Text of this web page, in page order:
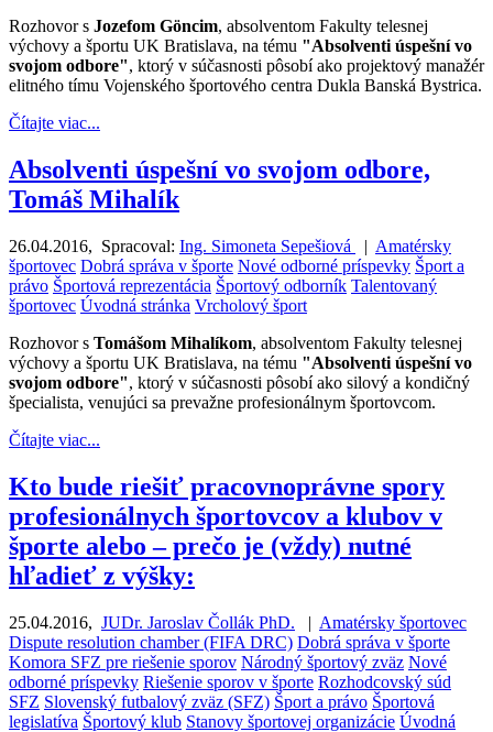
Rozhovor s Jozefom Göncim, absolventom Fakulty telesnej
výchovy a športu UK Bratislava, na tému "Absolventi úspešní vo
svojom odbore", ktorý v súčasnosti pôsobí ako projektový manažér
elitného tímu Vojenského športového centra Dukla Banská Bystrica.
Čítajte viac...
Absolventi úspešní vo svojom odbore,
Tomáš Mihalík
26.04.2016, Spracoval: Ing. Simoneta Sepešiová | Amatérsky
športovec Dobrá správa v športe Nové odborné príspevky Šport a
právo Športová reprezentácia Športový odborník Talentovaný
športovec Úvodná stránka Vrcholový šport
Rozhovor s Tomášom Mihalíkom, absolventom Fakulty telesnej
výchovy a športu UK Bratislava, na tému "Absolventi úspešní vo
svojom odbore", ktorý v súčasnosti pôsobí ako silový a kondičný
špecialista, venujúci sa prevažne profesionálnym športovcom.
Čítajte viac...
Kto bude riešiť pracovnoprávne spory
profesionálnych športovcov a klubov v
športe alebo – prečo je (vždy) nutné
hľadieť z výšky:
25.04.2016, JUDr. Jaroslav Čollák PhD. | Amatérsky športovec
Dispute resolution chamber (FIFA DRC) Dobrá správa v športe
Komora SFZ pre riešenie sporov Národný športový zväz Nové
odborné príspevky Riešenie sporov v športe Rozhodcovský súd
SFZ Slovenský futbalový zväz (SFZ) Šport a právo Športová
legislatíva Športový klub Stanovy športovej organizácie Úvodná